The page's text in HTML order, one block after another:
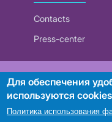
Contacts
Press-center
RUE "Beltelecom"
Для обеспечения
используются cookies
Политика использования